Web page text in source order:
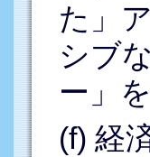
た」
シブ
ー」
(f) 経